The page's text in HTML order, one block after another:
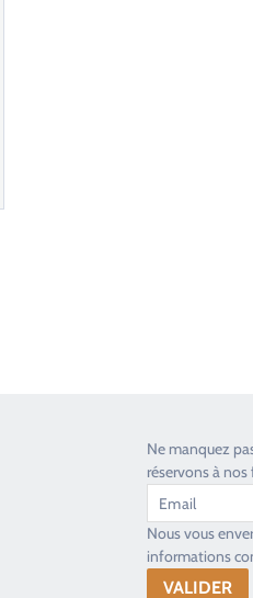
Ne manquez
réservons à
Nous vous
informations